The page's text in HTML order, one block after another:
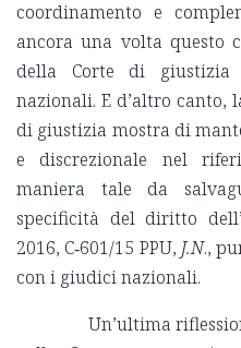
coordinamento e
ancora una volta questo
della Corte di
nazionali. E d’altro canto,
di giustizia mostra di
e discrezionale nel
maniera tale da
specificità del diritto
2016, C‑601/15 PPU, J.N.,
con i giudici nazionali.
Un’ultima